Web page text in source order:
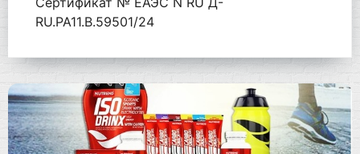
RU.РА11.В.59501/24